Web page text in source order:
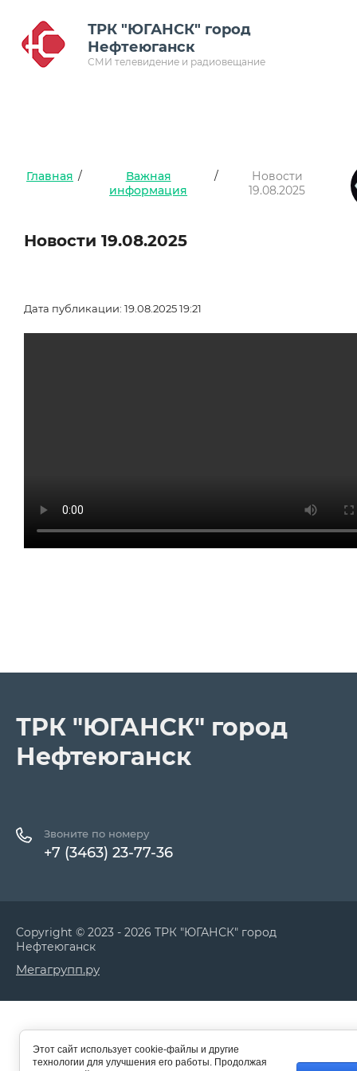
ТРК "ЮГАНСК" город
Нефтеюганск
СМИ телевидение и радиовещание
Главная /
Важная
информация
/
Новости
19.08.2025
Новости 19.08.2025
Дата публикации: 19.08.2025 19:21
ТРК "ЮГАНСК" город
Нефтеюганск
Звоните по номеру
+7 (3463) 23-77-36
Copyright © 2023 - 2026 ТРК "ЮГАНСК" город
Нефтеюганск
Мегагрупп.ру
Этот сайт использует cookie-файлы и другие
технологии для улучшения его работы. Продолжая